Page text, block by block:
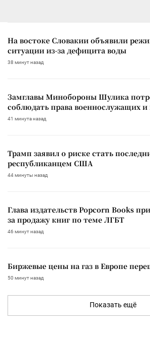
На востоке Словакии объявили
ситуации из-за дефицита воды
38 минут назад
Замглавы Минобороны Шулика
соблюдать права военнослужащих и
41 минута назад
Трамп заявил о риске стать
республиканцем США
44 минуты назад
Глава издательств Popcorn Books
за продажу книг по теме ЛГБТ
46 минут назад
Биржевые цены на газ в Европе
50 минут назад
Показать ещё